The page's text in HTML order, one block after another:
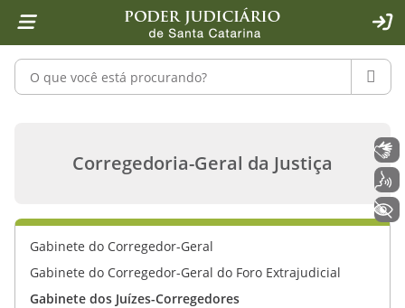
1 Ir para o conteúdo
2 Ir para a ferramenta de acessibilidade - Rybená
4 Ir para o menu principal
5 Ir para a pesquisa
6 Ir para o rodapé
7 Ir para a página inicial
Pesquisar no portal
Gabinete dos Juízes-Corregedores
Corregedoria-Geral da Justiça
Gabinete do Corregedor-Geral
Gabinete do Corregedor-Geral do Foro Extrajudicial
Gabinete dos Juízes-Corregedores